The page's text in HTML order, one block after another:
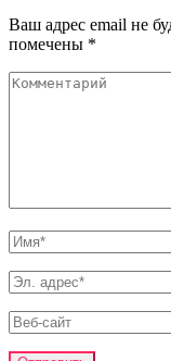
Ваш адрес email не
помечены *